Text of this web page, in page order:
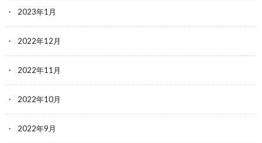
2023年1月
2022年12月
2022年11月
2022年10月
2022年9月